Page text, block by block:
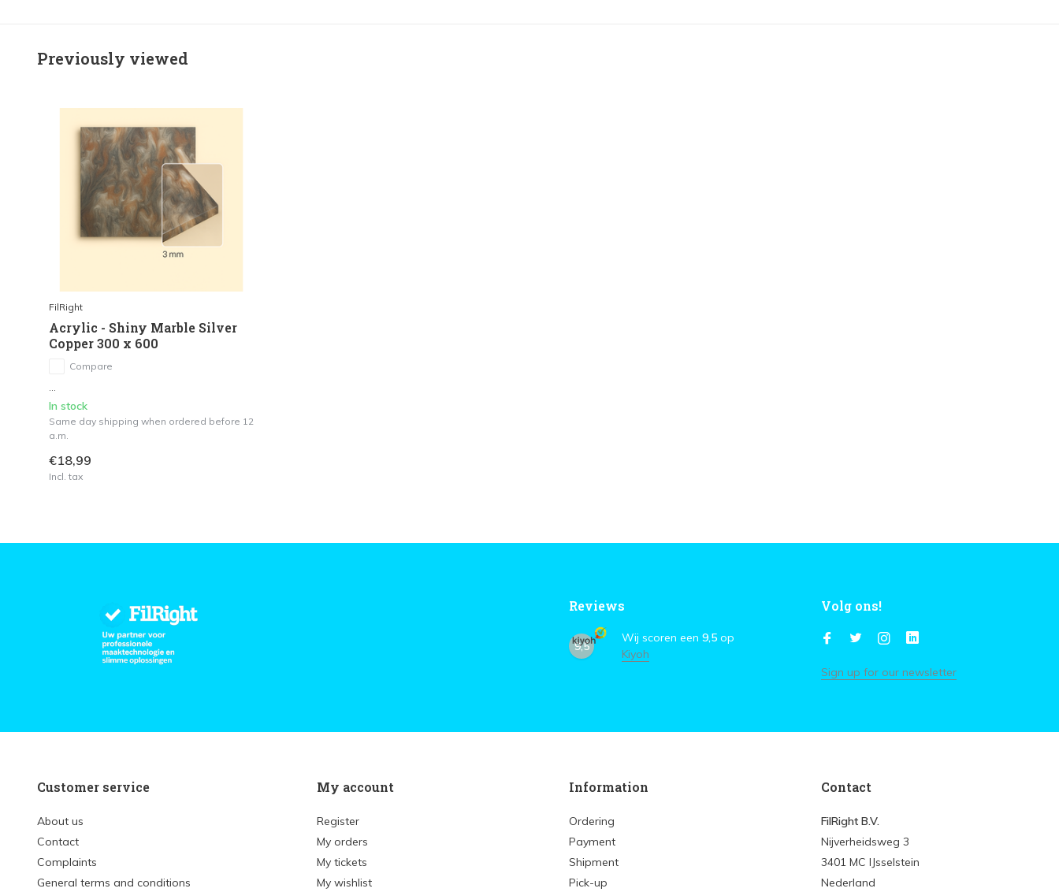
Previously viewed
FilRight
Acrylic - Shiny Marble Silver
Copper 300 x 600
Compare
In stock
Same day shipping when ordered before 12
a.m.
€18,99
Incl. tax
Reviews
9,5
Wij scoren een 9,5 op
Kiyoh
Volg ons!
Sign up for our newsletter
Customer service
About us
Contact
Complaints
General terms and conditions
My account
Register
My orders
My tickets
My wishlist
Information
Ordering
Payment
Shipment
Pick-up
Contact
FilRight B.V.
Nijverheidsweg 3
3401 MC IJsselstein
Nederland